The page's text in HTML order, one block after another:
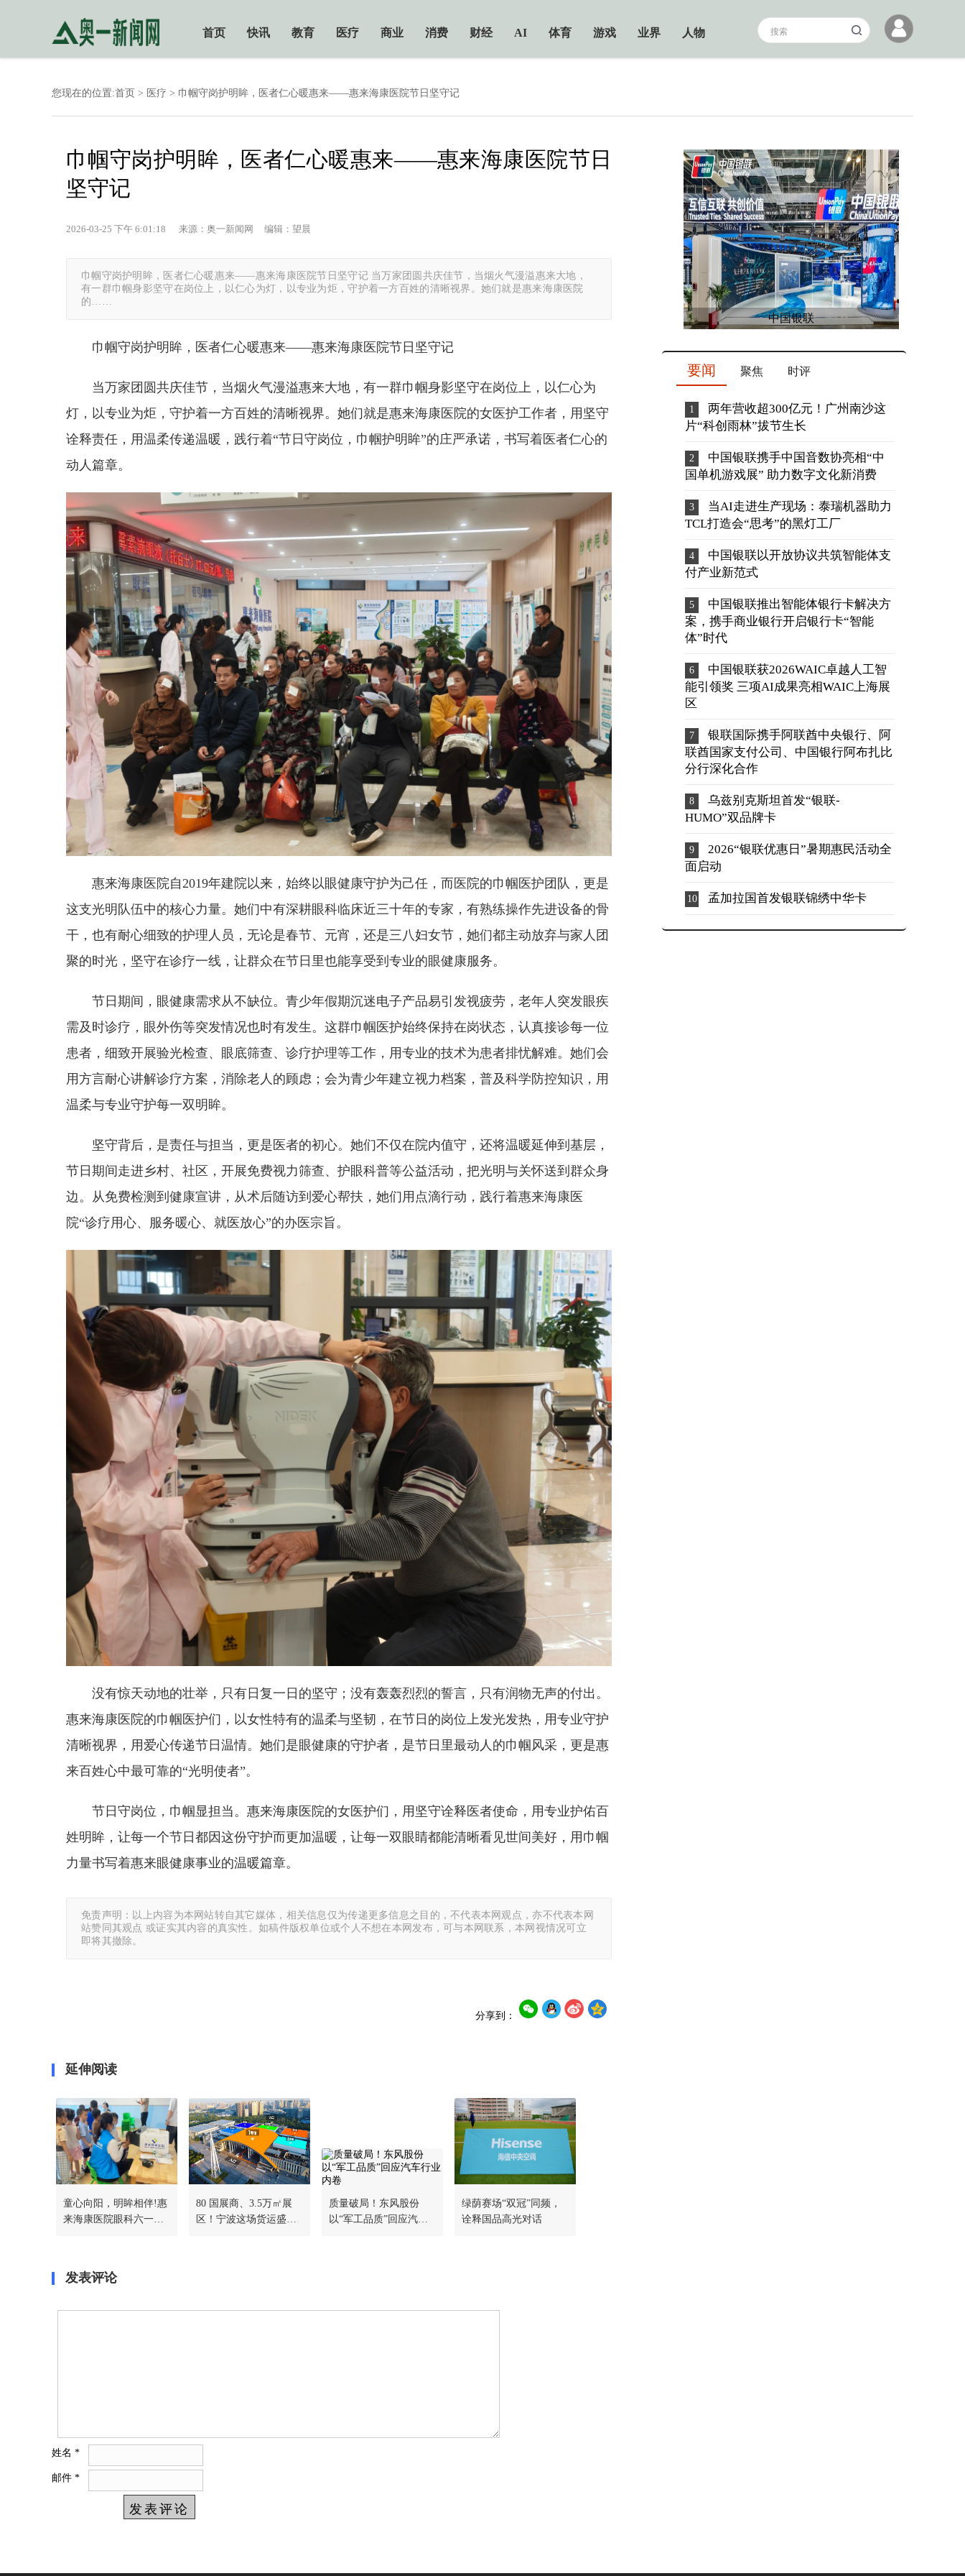
首页 快讯 教育 医疗 商业 消费 财经 AI 体育 游戏 业界 人物
您现在的位置:首页 > 医疗 > 巾帼守岗护明眸，医者仁心暖惠来——惠来海康医院节日坚守记
巾帼守岗护明眸，医者仁心暖惠来——惠来海康医院节日
坚守记
2026-03-25 下午 6:01:18 来源：奥一新闻网 编辑：望晨
巾帼守岗护明眸，医者仁心暖惠来——惠来海康医院节日坚守记 当万家团圆共庆佳节，当烟火气漫溢惠来大地，
有一群巾帼身影坚守在岗位上，以仁心为灯，以专业为炬，守护着一方百姓的清晰视界。她们就是惠来海康医院
的……
巾帼守岗护明眸，医者仁心暖惠来——惠来海康医院节日坚守记
当万家团圆共庆佳节，当烟火气漫溢惠来大地，有一群巾帼身影坚守在岗位上，以仁心为
灯，以专业为炬，守护着一方百姓的清晰视界。她们就是惠来海康医院的女医护工作者，用坚守
诠释责任，用温柔传递温暖，践行着“节日守岗位，巾帼护明眸”的庄严承诺，书写着医者仁心的
动人篇章。
惠来海康医院自2019年建院以来，始终以眼健康守护为己任，而医院的巾帼医护团队，更是
这支光明队伍中的核心力量。她们中有深耕眼科临床近三十年的专家，有熟练操作先进设备的骨
干，也有耐心细致的护理人员，无论是春节、元宵，还是三八妇女节，她们都主动放弃与家人团
聚的时光，坚守在诊疗一线，让群众在节日里也能享受到专业的眼健康服务。
节日期间，眼健康需求从不缺位。青少年假期沉迷电子产品易引发视疲劳，老年人突发眼疾
需及时诊疗，眼外伤等突发情况也时有发生。这群巾帼医护始终保持在岗状态，认真接诊每一位
患者，细致开展验光检查、眼底筛查、诊疗护理等工作，用专业的技术为患者排忧解难。她们会
用方言耐心讲解诊疗方案，消除老人的顾虑；会为青少年建立视力档案，普及科学防控知识，用
温柔与专业守护每一双明眸。
坚守背后，是责任与担当，更是医者的初心。她们不仅在院内值守，还将温暖延伸到基层，
节日期间走进乡村、社区，开展免费视力筛查、护眼科普等公益活动，把光明与关怀送到群众身
边。从免费检测到健康宣讲，从术后随访到爱心帮扶，她们用点滴行动，践行着惠来海康医
院“诊疗用心、服务暖心、就医放心”的办医宗旨。
没有惊天动地的壮举，只有日复一日的坚守；没有轰轰烈烈的誓言，只有润物无声的付出。
惠来海康医院的巾帼医护们，以女性特有的温柔与坚韧，在节日的岗位上发光发热，用专业守护
清晰视界，用爱心传递节日温情。她们是眼健康的守护者，是节日里最动人的巾帼风采，更是惠
来百姓心中最可靠的“光明使者”。
节日守岗位，巾帼显担当。惠来海康医院的女医护们，用坚守诠释医者使命，用专业护佑百
姓明眸，让每一个节日都因这份守护而更加温暖，让每一双眼睛都能清晰看见世间美好，用巾帼
力量书写着惠来眼健康事业的温暖篇章。
免责声明：以上内容为本网站转自其它媒体，相关信息仅为传递更多信息之目的，不代表本网观点，亦不代表本网
站赞同其观点 或证实其内容的真实性。如稿件版权单位或个人不想在本网发布，可与本网联系，本网视情况可立
即将其撤除。
分享到：
延伸阅读
童心向阳，明眸相伴!惠
来海康医院眼科六一护
80 国展商、3.5万㎡展
区！宁波这场货运盛
质量破局！东风股份
以“军工品质”回应汽车
绿荫赛场“双冠”同频，
诠释国品高光对话
发表评论
姓名 *
邮件 *
中国银联
要闻 聚焦 时评
两年营收超300亿元！广州南沙这
片“科创雨林”拔节生长
中国银联携手中国音数协亮相“中
国单机游戏展” 助力数字文化新消费
当AI走进生产现场：泰瑞机器助力
TCL打造会“思考”的黑灯工厂
中国银联以开放协议共筑智能体支
付产业新范式
中国银联推出智能体银行卡解决方
案，携手商业银行开启银行卡“智能
体”时代
中国银联获2026WAIC卓越人工智
能引领奖 三项AI成果亮相WAIC上海展
区
银联国际携手阿联酋中央银行、阿
联酋国家支付公司、中国银行阿布扎比
分行深化合作
乌兹别克斯坦首发“银联-
HUMO”双品牌卡
2026“银联优惠日”暑期惠民活动全
面启动
孟加拉国首发银联锦绣中华卡